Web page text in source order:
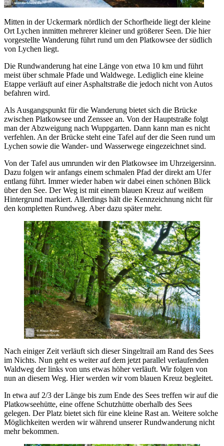
Mitten in der Uckermark nördlich der Schorfheide liegt der kleine
Ort Lychen inmitten mehrerer kleiner und größerer Seen. Die hier
vorgestellte Wanderung führt rund um den Platkowsee der südlich
von Lychen liegt.
Die Rundwanderung hat eine Länge von etwa 10 km und führt
meist über schmale Pfade und Waldwege. Lediglich eine kleine
Etappe verläuft auf einer Asphaltstraße die jedoch nicht von Autos
befahren wird.
Als Ausgangspunkt für die Wanderung bietet sich die Brücke
zwischen Platkowsee und Zenssee an. Von der Hauptstraße folgt
man der Abzweigung nach Wuppgarten. Dann kann man es nicht
verfehlen. An der Brücke steht eine Tafel auf der die Seen rund um
Lychen sowie die Wander- und Wasserwege eingezeichnet sind.
Von der Tafel aus umrunden wir den Platkowsee im Uhrzeigersinn.
Dazu folgen wir anfangs einem schmalen Pfad der direkt am Ufer
entlang führt. Immer wieder haben wir dabei einen schönen Blick
über den See. Der Weg ist mit einem blauen Kreuz auf weißem
Hintergrund markiert. Allerdings hält die Kennzeichnung nicht für
den kompletten Rundweg. Aber dazu später mehr.
Nach einiger Zeit verläuft sich dieser Singeltrail am Rand des Sees
im Nichts. Nun geht es weiter auf dem jetzt parallel verlaufenden
Waldweg der links von uns etwas höher verläuft. Wir folgen von
nun an diesem Weg. Hier werden wir vom blauen Kreuz begleitet.
In etwa auf 2/3 der Länge bis zum Ende des Sees treffen wir auf die
Platkowseehütte, eine offene Schutzhütte oberhalb des Sees
gelegen. Der Platz bietet sich für eine kleine Rast an. Weitere solche
Möglichkeiten werden wir während unserer Rundwanderung nicht
mehr bekommen.